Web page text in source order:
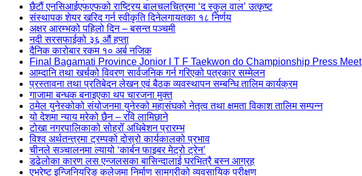
छैटौं एनसिआईएफएफको राष्ट्रिय बालचलचित्रमा ‘द स्कुल वाल’ उत्कृष्ट
संस्थापक शेयर खरिद गर्न स्वीकृति दिनेलगायतका १८ निर्णय
अक्षर आरम्भको पहिलो दिन – बसन्त पञ्चमी
नदी सरसफाईको ३६ औं हप्ता
दैनिक कारोबार रकम १० अर्ब नजिक
Final Bagamati Province Jonior I T F Taekwon do Championship Press Meet
आम्दानि तथा खर्चको विवरण सार्वजनिक गर्न गरिएको पत्रकार सम्मेलन
प्रस्तावना तथा प्रतिबेदन लेखन एवं बैठक व्यवस्थापन सम्बन्धि तालिम कार्यक्रम
गाजामा बन्धक बनाइएका थप चारजना मुक्त
ठमेल युनेस्कोको संयोजनमा युनेस्को महासंघको नेतृत्व तथा क्षमता विकाश तालिम सम्पन्न
यो देशमा न्याय मरेको छैन – रवि लामिछाने
टोखा नगरपालिकाको सोह्रोँ अधिबेशन प्रारम्भ
विश्व अर्थतन्त्रमा ट्रम्पको दोस्रो कार्यकालको प्रभाव
चीनले सञ्चालनमा ल्यायो ‘कार्बन फाइबर मेट्रो ट्रेन’
डढेलोका कारण लस एन्जलसका बासिन्दालाई घरभित्रै बस्न आग्रह
एभरेष्ट इन्जिनियरिङ कलेजमा निर्माण सामग्रीको व्यवसायिक परीक्षण